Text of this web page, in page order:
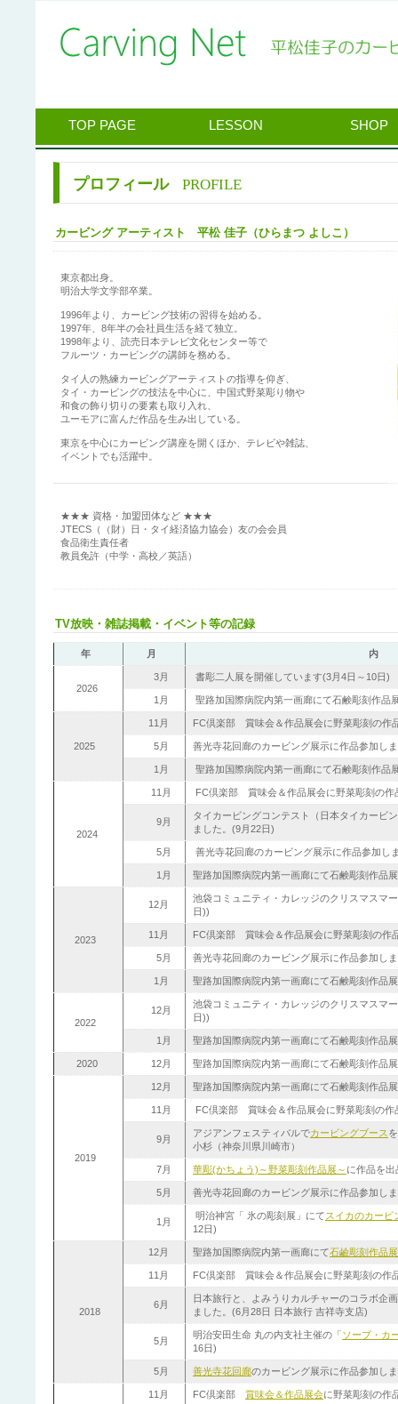
プロフィール PROFILE
カービング アーティスト 平松 佳子（ひらまつ よしこ）
東京都出身。
明治大学文学部卒業。
1996年より、カービング技術の習得を始める。
1997年、8年半の会社員生活を経て独立。
1998年より、読売日本テレビ文化センター等で
フルーツ・カービングの講師を務める。
タイ人の熟練カービングアーティストの指導を仰ぎ、
タイ・カービングの技法を中心に、中国式野菜彫り物や
和食の飾り切りの要素も取り入れ、
ユーモアに富んだ作品を生み出している。
東京を中心にカービング講座を開くほか、テレビや雑誌、
イベントでも活躍中。
★★★ 資格・加盟団体など ★★★
JTECS（（財）日・タイ経済協力協会）友の会会員
食品衛生責任者
教員免許（中学・高校／英語）
TV放映・雑誌掲載・イベント等の記録
年 月 内
2026
3月 書彫二人展を開催しています(3月4日～10日)
1月 聖路加国際病院内第一画廊にて石鹸彫刻作品
2025
11月 FC倶楽部 賞味会＆作品展会に野菜彫刻の作
5月 善光寺花回廊のカービング展示に作品参加し
1月 聖路加国際病院内第一画廊にて石鹸彫刻作品
2024
11月 FC倶楽部 賞味会＆作品展会に野菜彫刻の作
9月
タイカービングコンテスト（日本タイカービ
ました。(9月22日)
5月 善光寺花回廊のカービング展示に作品参加し
1月 聖路加国際病院内第一画廊にて石鹸彫刻作品
2023
12月
池袋コミュニティ・カレッジのクリスマスマ
日))
11月 FC倶楽部 賞味会＆作品展会に野菜彫刻の作
5月 善光寺花回廊のカービング展示に作品参加し
1月 聖路加国際病院内第一画廊にて石鹸彫刻作品
2022
12月
池袋コミュニティ・カレッジのクリスマスマ
日))
1月 聖路加国際病院内第一画廊にて石鹸彫刻作品
2020 12月 聖路加国際病院内第一画廊にて石鹸彫刻作品
2019
12月 聖路加国際病院内第一画廊にて石鹸彫刻作品
11月 FC倶楽部 賞味会＆作品展会に野菜彫刻の作
9月
アジアンフェスティバルでカービングブース
小杉（神奈川県川崎市）
7月 華彫(かちょう)～野菜彫刻作品展～ に作品を
5月 善光寺花回廊のカービング展示に作品参加し
1月
明治神宮「 氷の彫刻展」にてスイカのカービ
12日)
2018
12月 聖路加国際病院内第一画廊にて石鹼彫刻作品展
11月 FC倶楽部 賞味会＆作品展会に野菜彫刻の作
6月
日本旅行と、よみうりカルチャーのコラボ企
ました。(6月28日 日本旅行 吉祥寺支店)
5月
明治安田生命 丸の内支社主催の「ソープ・カ
16日)
5月 善光寺花回廊のカービング展示に作品参加し
11月 FC倶楽部 賞味会＆作品展会に野菜彫刻の作
TOP PAGE LESSON SHOP